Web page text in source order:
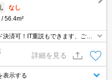
なし
56.4m²
済可！IT重説もできます、ご相
可能！お電話ください。
詳細を見る
表示する